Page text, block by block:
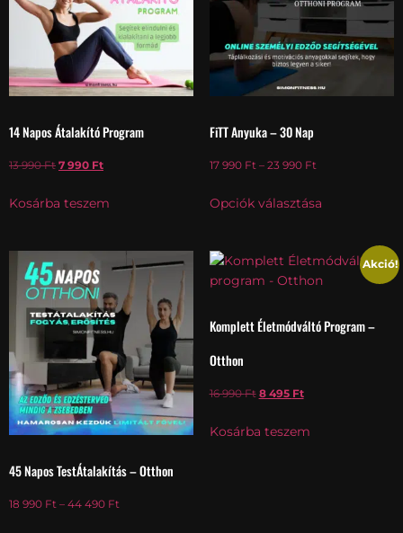
14 Napos Átalakító Program
13 990Ft 7 990 Ft
Kosárba teszem
FiTT Anyuka – 30 Nap
17 990 Ft – 23 990 Ft
Opciók választása
45 Napos TestÁtalakítás – Otthon
18 990 Ft – 44 490 Ft
Akció!
Komplett Életmódváltó Program –
Otthon
16 990Ft 8 495 Ft
Kosárba teszem